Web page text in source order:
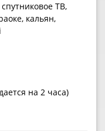
ТВ,
кальян,
на 2 часа)